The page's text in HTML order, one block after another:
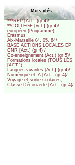
Mots-clés
***REP [Act.] (gr 4)/
**COLLEGE [Act.] (gr 4)/
européen (Programme),
Erasmus
Aix-Marseille 04, 05, 84/
BASE ACTIONS LOCALES EP
CNR [Act.] (gr 4) /
Co-enseignement (Act.) (gr 5)/
Formations locales (TOUS LES
[ACT.])
Langues vivantes [Act.] (gr 4)/
Numérique et IA [Act.] (gr 4)/
Voyage et sortie scolaires,
Classe Découverte [Act.] (gr 4)/